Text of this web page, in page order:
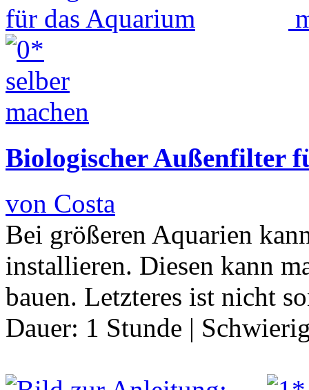
Biologischer Außenfilter
von Costa
Bei größeren Aquarien
installieren. Diesen kann
bauen. Letzteres ist nicht
Dauer: 1 Stunde |